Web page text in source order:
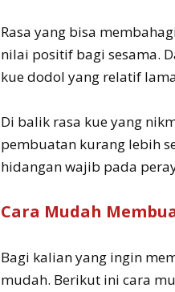
Rasa yang bisa
nilai positif bagi sesama.
kue dodol yang relatif
Di balik rasa kue yang
pembuatan kurang lebih
hidangan wajib pada
Cara Mudah
Bagi kalian yang ingin
mudah. Berikut ini cara